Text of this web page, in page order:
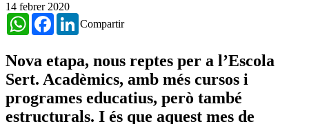
14 febrer 2020
Compartir
WhatsAppFacebookLinkedIn
Nova etapa, nous reptes per a l’Escola
Sert. Acadèmics, amb més cursos i
programes educatius, però també
estructurals. I és que aquest mes de